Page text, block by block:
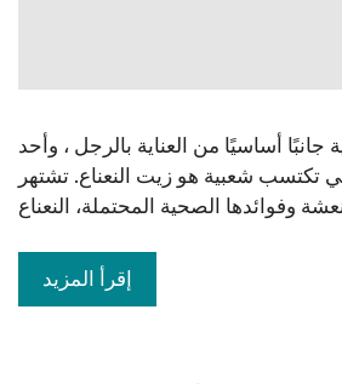
جانبًا أساسيًا من العناية بالرجل ، وأحد
تكتسب شعبية هو زيت النعناع. تشتهر
إقرأ المزيد